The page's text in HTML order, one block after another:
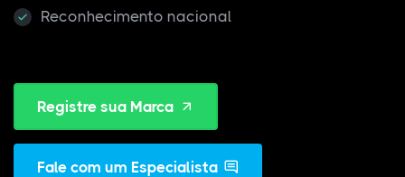
Reconhecimento nacional
Registre sua Marca
Fale com um Especialista